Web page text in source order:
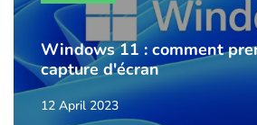
Windows 11 : comment
capture d'écran
12 April 2023